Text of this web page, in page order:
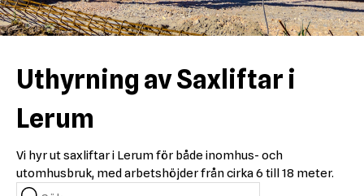
Uthyrning av Saxliftar i
Lerum
Vi hyr ut saxliftar i Lerum för både inomhus- och
utomhusbruk, med arbetshöjder från cirka 6 till 18 meter.